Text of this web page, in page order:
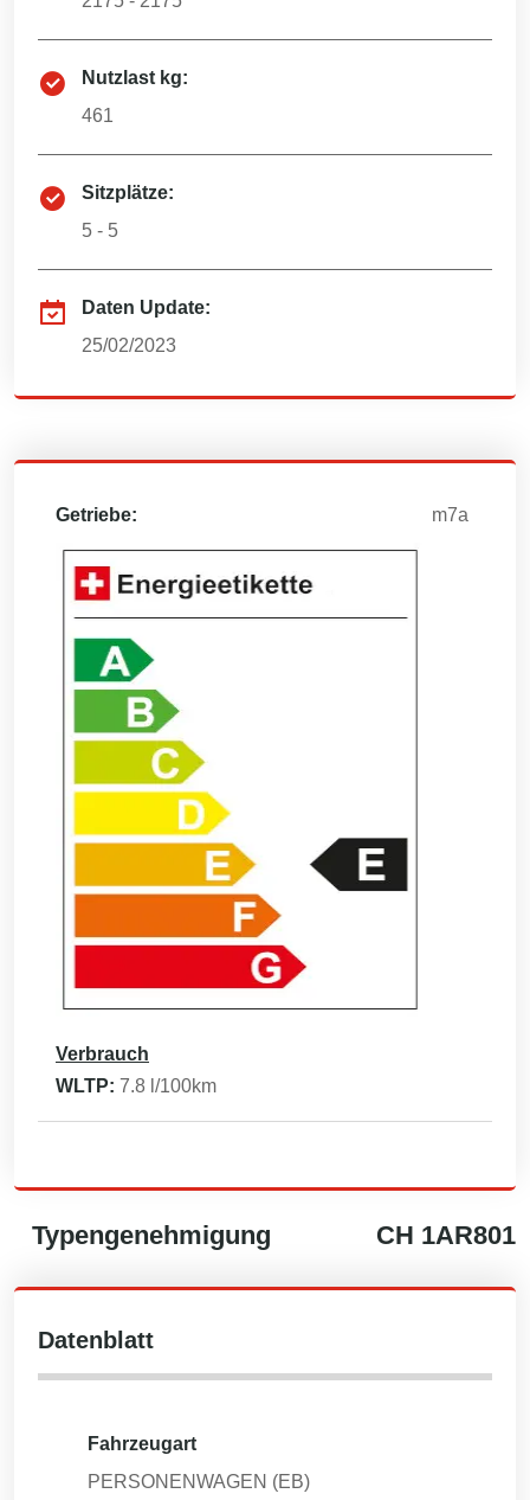
Nutzlast kg:
461
Sitzplätze:
5 - 5
Daten Update:
25/02/2023
Getriebe: m7a
Verbrauch
WLTP: 7.8 l/100km
Typengenehmigung CH 1AR801
Datenblatt
Fahrzeugart
PERSONENWAGEN (EB)